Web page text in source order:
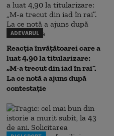
ADEVARUL
Reacția învățătoarei care a
luat 4,90 la titularizare:
„M-a trecut din iad în rai”.
La ce notă a ajuns după
contestație